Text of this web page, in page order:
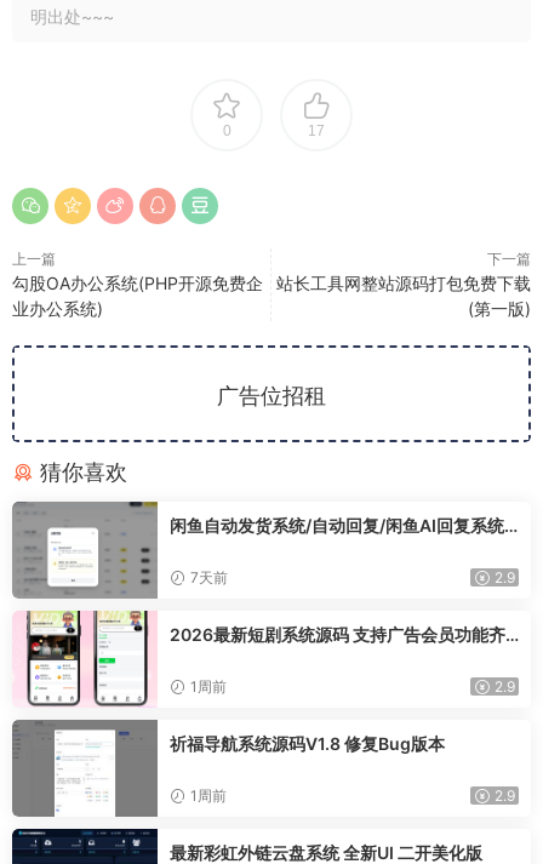
明出处~~~
0 17
上一篇
勾股OA办公系统(PHP开源免费企
业办公系统)
下一篇
站长工具网整站源码打包免费下载
(第一版)
广告位招租
猜你喜欢
闲鱼自动发货系统/自动回复/闲鱼AI回复系统
7天前 2.9
2026最新短剧系统源码 支持广告会员功能齐
1周前 2.9
祈福导航系统源码V1.8 修复Bug版本
1周前 2.9
最新彩虹外链云盘系统 全新UI 二开美化版